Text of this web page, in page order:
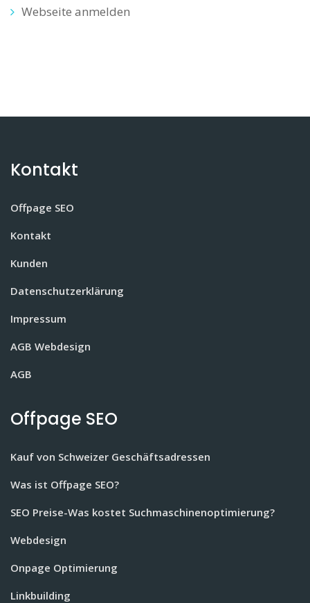
Webseite anmelden
Kontakt
Offpage SEO
Kontakt
Kunden
Datenschutzerklärung
Impressum
AGB Webdesign
AGB
Offpage SEO
Kauf von Schweizer Geschäftsadressen
Was ist Offpage SEO?
SEO Preise-Was kostet Suchmaschinenoptimierung?
Webdesign
Onpage Optimierung
Linkbuilding